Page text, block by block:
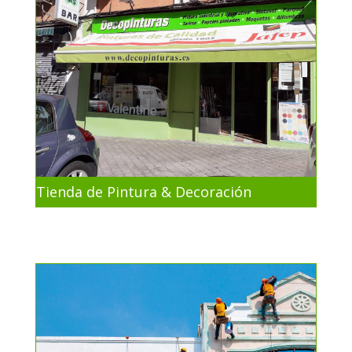
Tienda de Pintura & Decoración